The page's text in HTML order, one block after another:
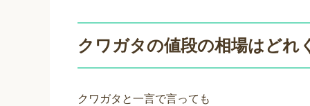
クワガタの値段の相場はどれ
クワガタと一言で言っても